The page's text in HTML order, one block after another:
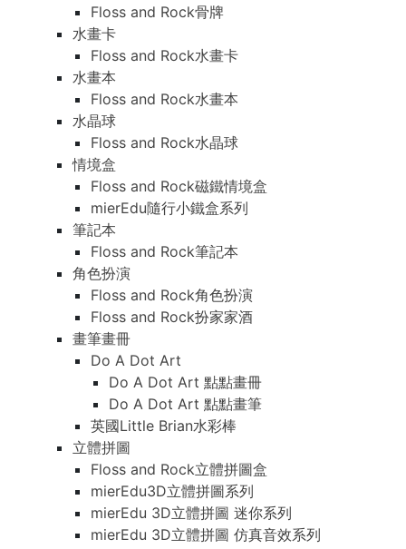
Floss and Rock骨牌
水畫卡
Floss and Rock水畫卡
水畫本
Floss and Rock水畫本
水晶球
Floss and Rock水晶球
情境盒
Floss and Rock磁鐵情境盒
mierEdu隨行小鐵盒系列
筆記本
Floss and Rock筆記本
角色扮演
Floss and Rock角色扮演
Floss and Rock扮家家酒
畫筆畫冊
Do A Dot Art
Do A Dot Art 點點畫冊
Do A Dot Art 點點畫筆
英國Little Brian水彩棒
立體拼圖
Floss and Rock立體拼圖盒
mierEdu3D立體拼圖系列
mierEdu 3D立體拼圖 迷你系列
mierEdu 3D立體拼圖 仿真音效系列